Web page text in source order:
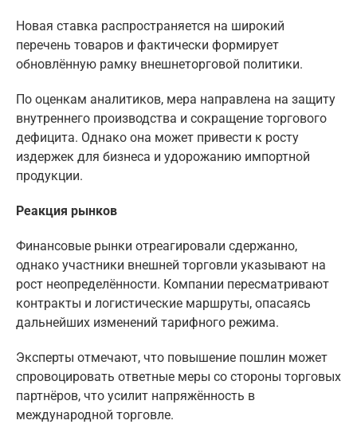
Новая ставка распространяется на широкий
перечень товаров и фактически формирует
обновлённую рамку внешнеторговой политики.
По оценкам аналитиков, мера направлена на защиту
внутреннего производства и сокращение торгового
дефицита. Однако она может привести к росту
издержек для бизнеса и удорожанию импортной
продукции.
Реакция рынков
Финансовые рынки отреагировали сдержанно,
однако участники внешней торговли указывают на
рост неопределённости. Компании пересматривают
контракты и логистические маршруты, опасаясь
дальнейших изменений тарифного режима.
Эксперты отмечают, что повышение пошлин может
спровоцировать ответные меры со стороны торговых
партнёров, что усилит напряжённость в
международной торговле.